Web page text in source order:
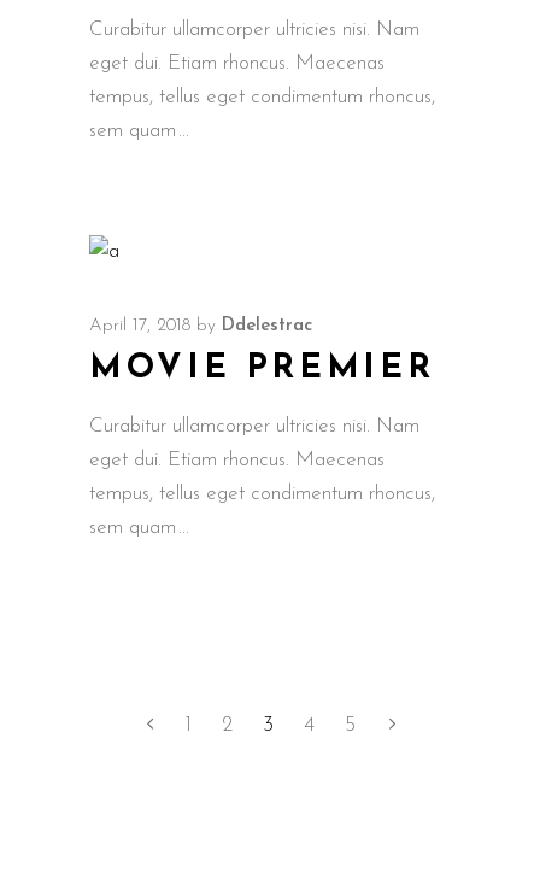
Curabitur ullamcorper ultricies nisi. Nam
eget dui. Etiam rhoncus. Maecenas
tempus, tellus eget condimentum rhoncus,
sem quam
April 17, 2018 by Ddelestrac
MOVIE PREMIER
Curabitur ullamcorper ultricies nisi. Nam
eget dui. Etiam rhoncus. Maecenas
tempus, tellus eget condimentum rhoncus,
sem quam
1 2 3 4 5